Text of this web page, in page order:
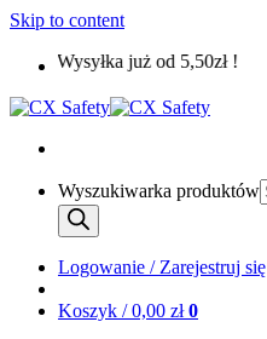
Skip to content
Wysyłka już od 5,50zł !
Wyszukiwarka produktów
Logowanie / Zarejestruj się
Koszyk /0,00 zł 0